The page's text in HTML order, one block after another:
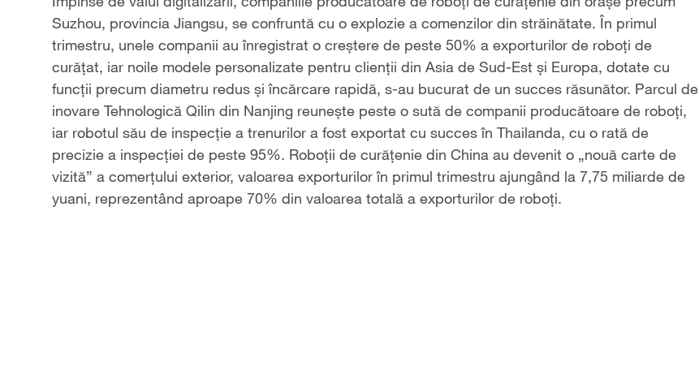
Suzhou, provincia Jiangsu, se confruntă cu o explozie a comenzilor din străinătate. În primul
trimestru, unele companii au înregistrat o creștere de peste 50% a exporturilor de roboți de
curățat, iar noile modele personalizate pentru clienții din Asia de Sud-Est și Europa, dotate cu
funcții precum diametru redus și încărcare rapidă, s-au bucurat de un succes răsunător. Parcul de
inovare Tehnologică Qilin din Nanjing reunește peste o sută de companii producătoare de roboți,
iar robotul său de inspecție a trenurilor a fost exportat cu succes în Thailanda, cu o rată de
precizie a inspecției de peste 95%. Roboții de curățenie din China au devenit o „nouă carte de
vizită” a comerțului exterior, valoarea exporturilor în primul trimestru ajungând la 7,75 miliarde de
yuani, reprezentând aproape 70% din valoarea totală a exporturilor de roboți.